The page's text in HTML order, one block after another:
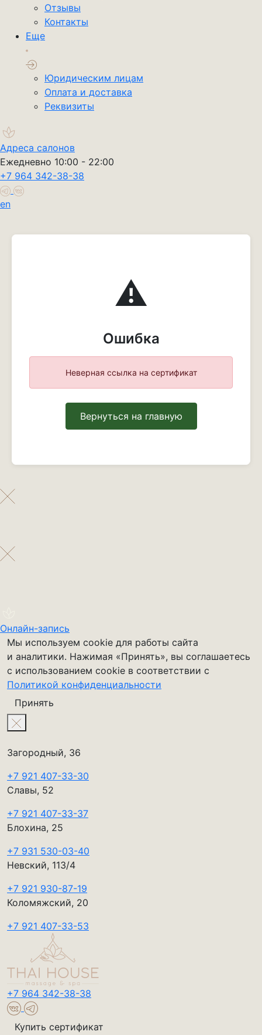
Отзывы
Контакты
Еще
Юридическим лицам
Оплата и доставка
Реквизиты
Адреса салонов
Ежедневно 10:00 - 22:00
+7 964 342-38-38
en
⚠️
Ошибка
Неверная ссылка на сертификат
Вернуться на главную
Онлайн-запись
Мы используем cookie для работы сайта
и аналитики. Нажимая «Принять», вы соглашаетесь
с использованием cookie в соответствии с
Политикой конфиденциальности
Принять
Загородный, 36
+7 921 407-33-30
Славы, 52
+7 921 407-33-37
Блохина, 25
+7 931 530-03-40
Невский, 113/4
+7 921 930-87-19
Коломяжский, 20
+7 921 407-33-53
+7 964 342-38-38
Купить сертификат